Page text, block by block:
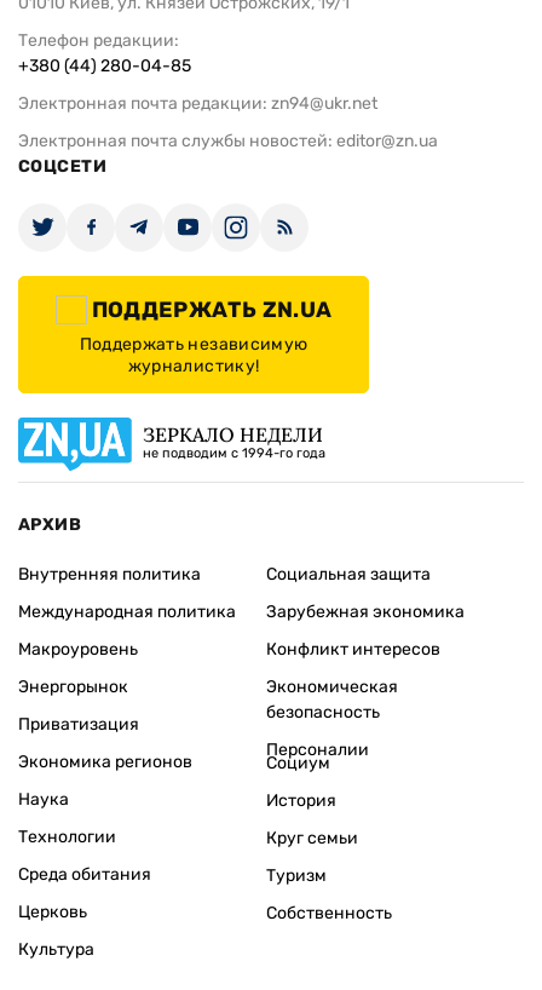
Телефон редакции:
+380 (44) 280-04-85
Электронная почта редакции: zn94@ukr.net
Электронная почта службы новостей: editor@zn.ua
СОЦСЕТИ
ПОДДЕРЖАТЬ ZN.UA
Поддержать независимую
журналистику!
ЗЕРКАЛО НЕДЕЛИ
не подводим с 1994-го года
АРХИВ
Внутренняя политика
Международная политика
Макроуровень
Энергорынок
Приватизация
Экономика регионов
Социальная защита
Зарубежная экономика
Конфликт интересов
Экономическая
безопасность
Персоналии
Наука
Технологии
Среда обитания
Церковь
Культура
Социум
История
Круг семьи
Туризм
Собственность